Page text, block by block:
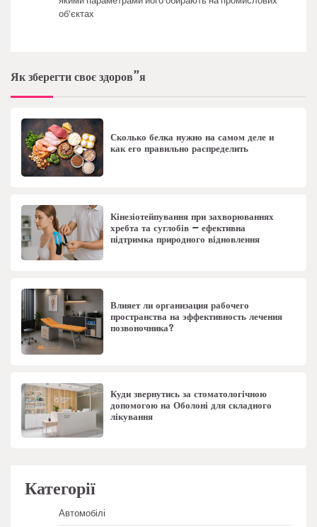
об’єктах
Як зберегти своє здоров”я
Сколько белка нужно на самом деле и
как его правильно распределить
Кінезіотейпування при захворюваннях
хребта та суглобів – ефективна
підтримка природного відновлення
Влияет ли организация рабочего
пространства на эффективность лечения
позвоночника?
Куди звернутись за стоматологічною
допомогою на Оболоні для складного
лікування
Категорії
Автомобілі